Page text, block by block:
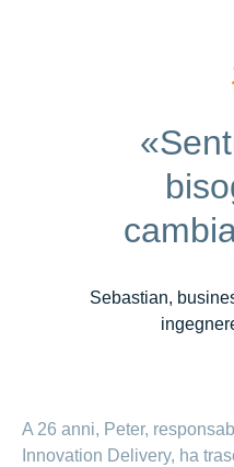
Sebastian,
A 26 anni, Peter,
Innovation Delivery, ha